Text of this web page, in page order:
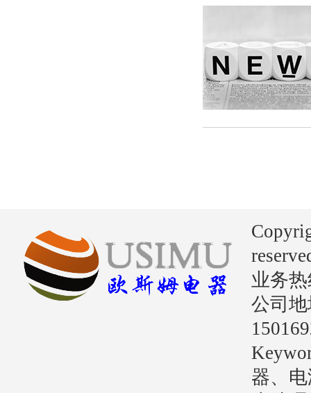
业务热
公司
器、